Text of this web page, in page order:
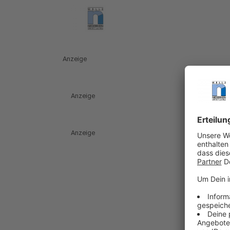
Anzeige
Anzeige
Anzeige